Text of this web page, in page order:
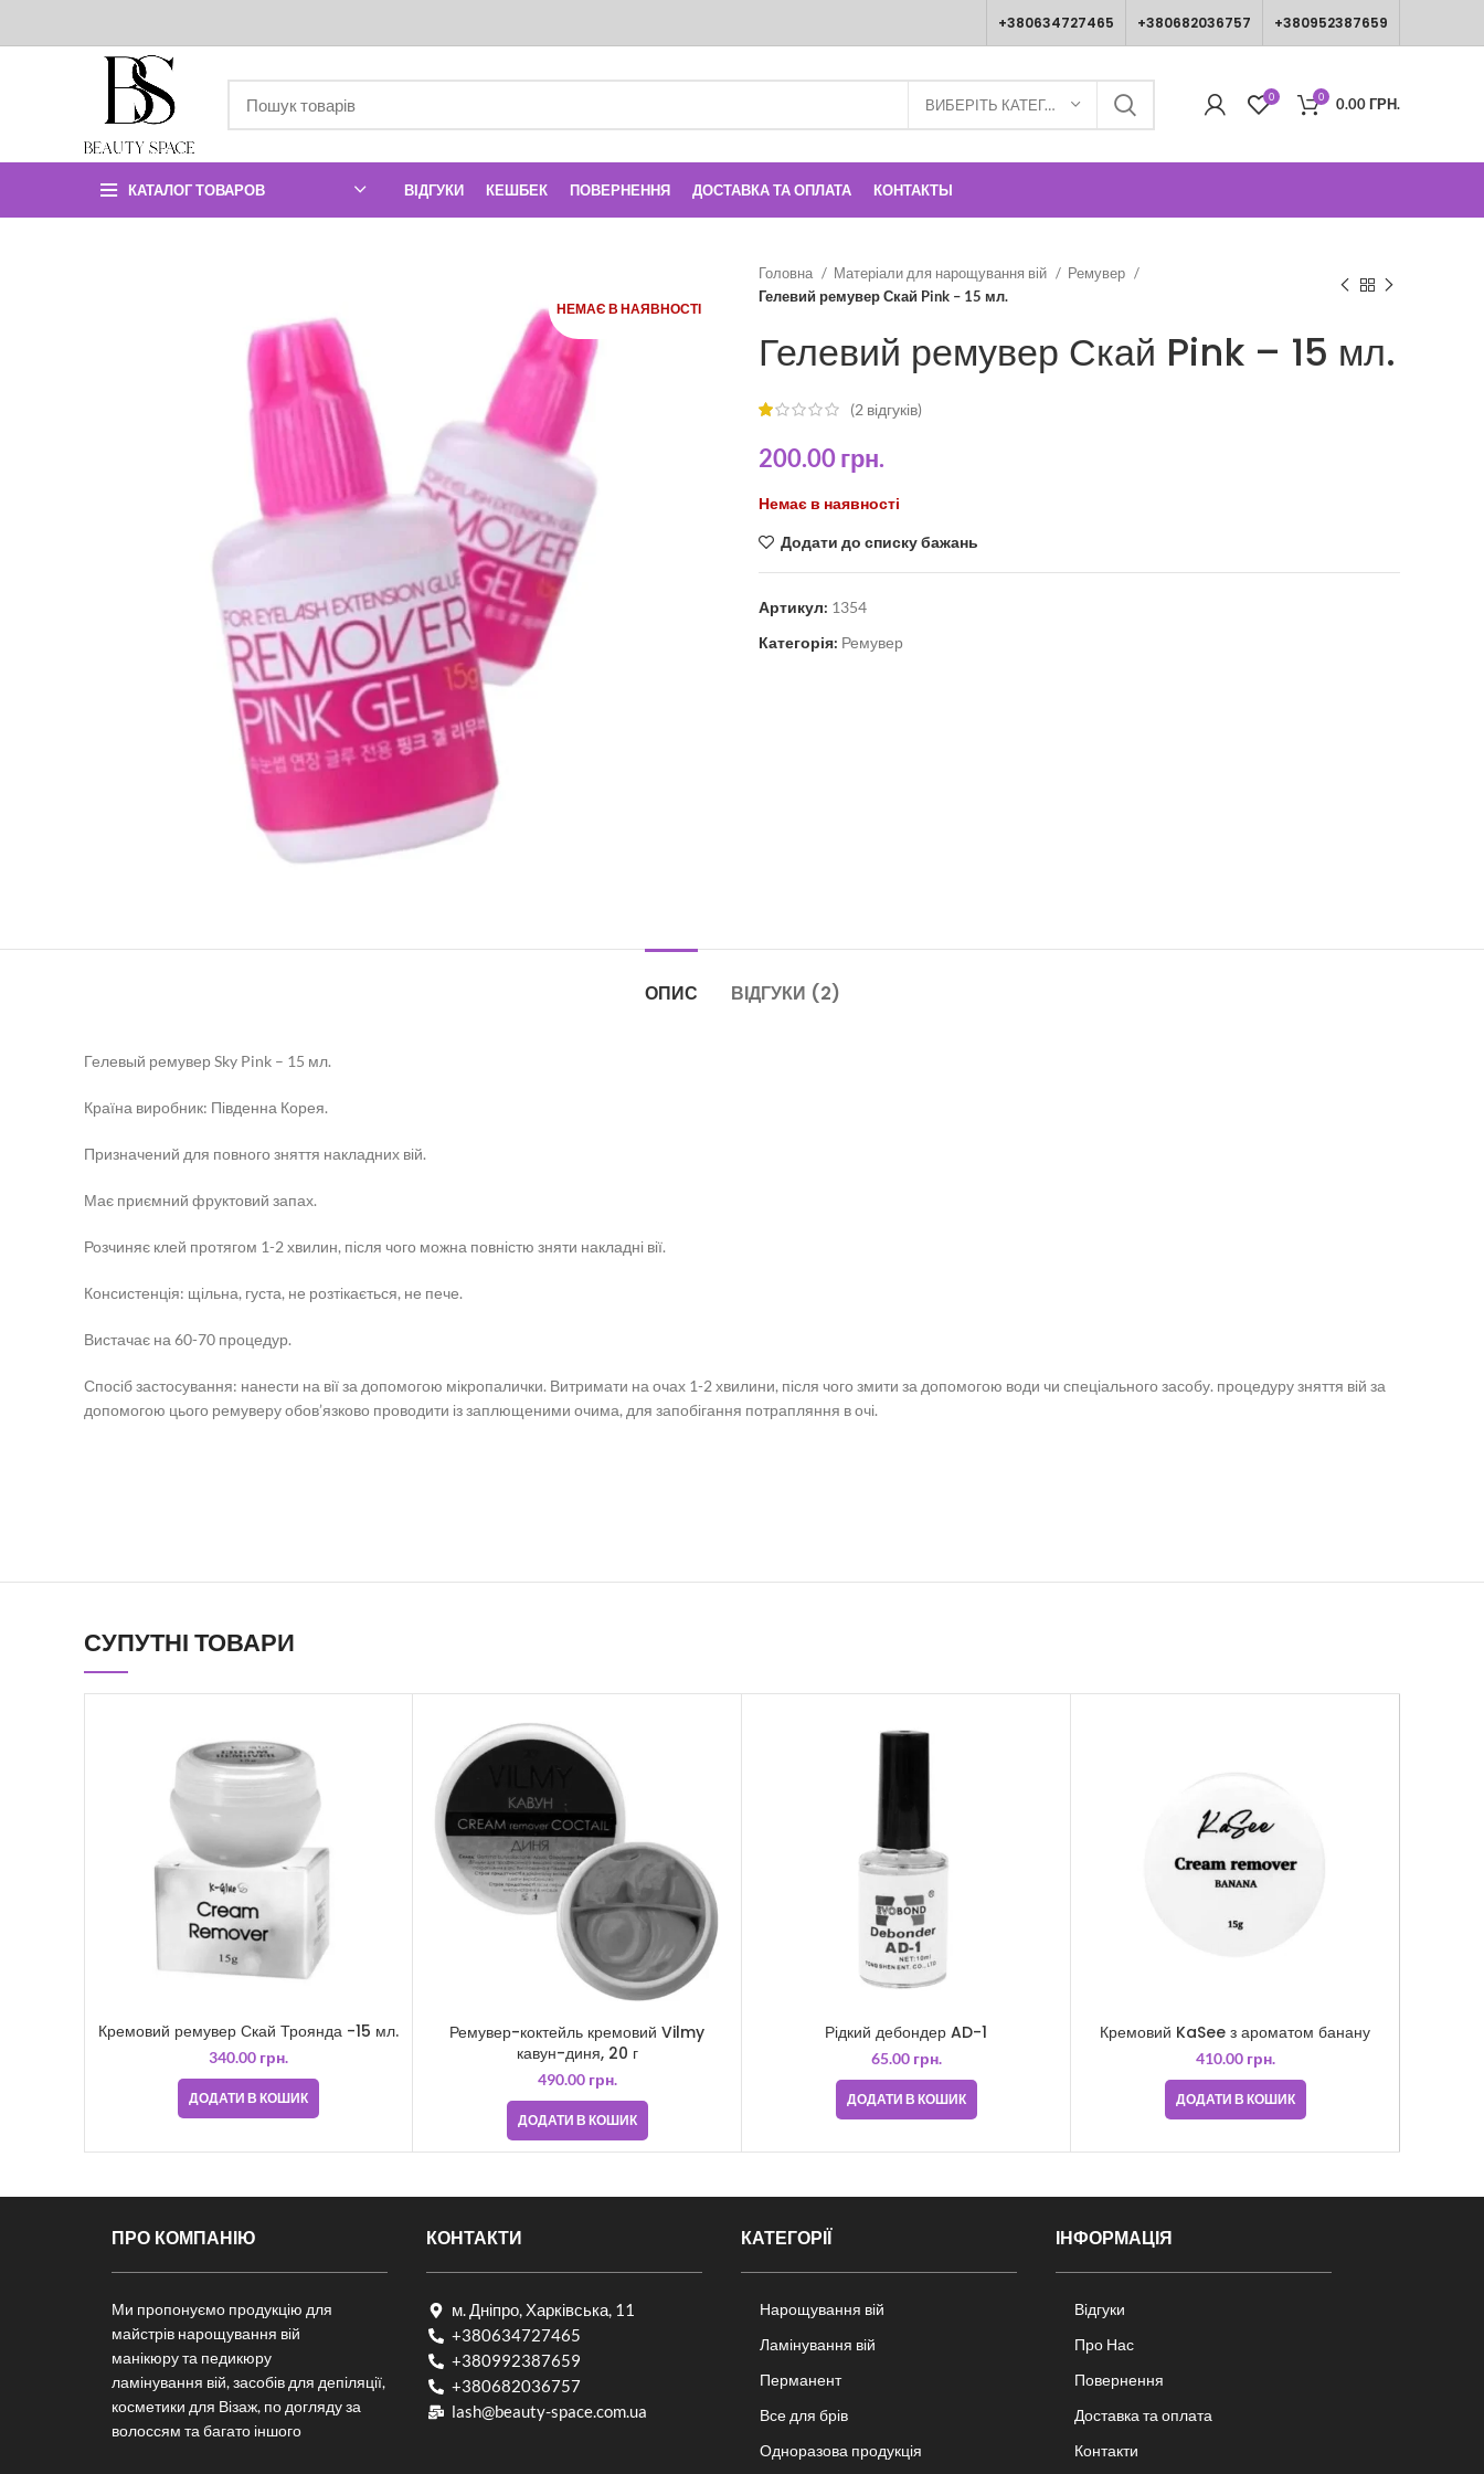
+380634727465 +380682036757 +380952387659
ВИБЕРІТЬ КАТЕГОРІЮ 0 0 0.00ГРН.
КАТАЛОГ ТОВАРОВ ВІДГУКИ КЕШБЕК ПОВЕРНЕННЯ ДОСТАВКА ТА ОПЛАТА КОНТАКТЫ
НЕМАЄ В НАЯВНОСТІ
Головна Матеріали для нарощування вій
Ремувер
Гелевий ремувер Скай Pink – 15 мл.
Гелевий ремувер Скай Pink – 15 мл.
(2 відгуків)
200.00грн.
Немає в наявності
Додати до списку бажань
Артикул: 1354
Категорія: Ремувер
ОПИС ВІДГУКИ (2)
Гелевый ремувер Sky Pink – 15 мл.
Країна виробник: Південна Корея.
Призначений для повного зняття накладних вій.
Має приємний фруктовий запах.
Розчиняє клей протягом 1-2 хвилин, після чого можна повністю зняти накладні вії.
Консистенція: щільна, густа, не розтікається, не пече.
Вистачає на 60-70 процедур.
Спосіб застосування: нанести на вії за допомогою мікропалички. Витримати на очах 1-2 хвилини, після чого змити за допомогою води чи спеціального засобу. процедуру зняття вій за
допомогою цього ремуверу обов’язково проводити із заплющеними очима, для запобігання потрапляння в очі.
СУПУТНІ ТОВАРИ
Кремовий ремувер Скай Троянда -15 мл.
340.00 грн.
ДОДАТИ В КОШИК
Ремувер-коктейль кремовий Vilmy
кавун-диня, 20 г
490.00 грн.
ДОДАТИ В КОШИК
Рідкий дебондер AD-1
65.00 грн.
ДОДАТИ В КОШИК
Кремовий KaSee з ароматом банану
410.00 грн.
ДОДАТИ В КОШИК
ПРО КОМПАНІЮ
Ми пропонуємо продукцію для
майстрів нарощування вій
манікюру та педикюру
ламінування вій, засобів для депіляції,
косметики для Візаж, по догляду за
волоссям та багато іншого
КОНТАКТИ
м. Дніпро, Харківська, 11
+380634727465
+380992387659
+380682036757​
lash@beauty-space.com.ua
КАТЕГОРІЇ
Нарощування вій
Ламінування вій
Перманент
Все для брів
Одноразова продукція
ІНФОРМАЦІЯ
Відгуки
Про Нас
Повернення
Доставка та оплата
Контакти